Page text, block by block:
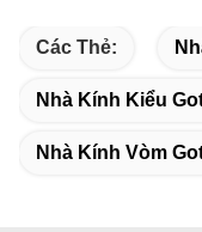
Các Thẻ:
Nhà Kính Kiểu
Nhà Kính Vòm